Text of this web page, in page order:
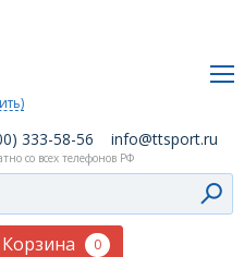
Корзина 0
333-58-56 info@ttsport.ru
со всех телефонов РФ